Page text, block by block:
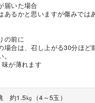
届いた場合
あるかと思いますが傷みでは
の前に
場合は、召し上がる30分ほど
が薄れます
約1.5㎏（4～5玉）
意味す
味を込
麓の自
イー
Vietnam